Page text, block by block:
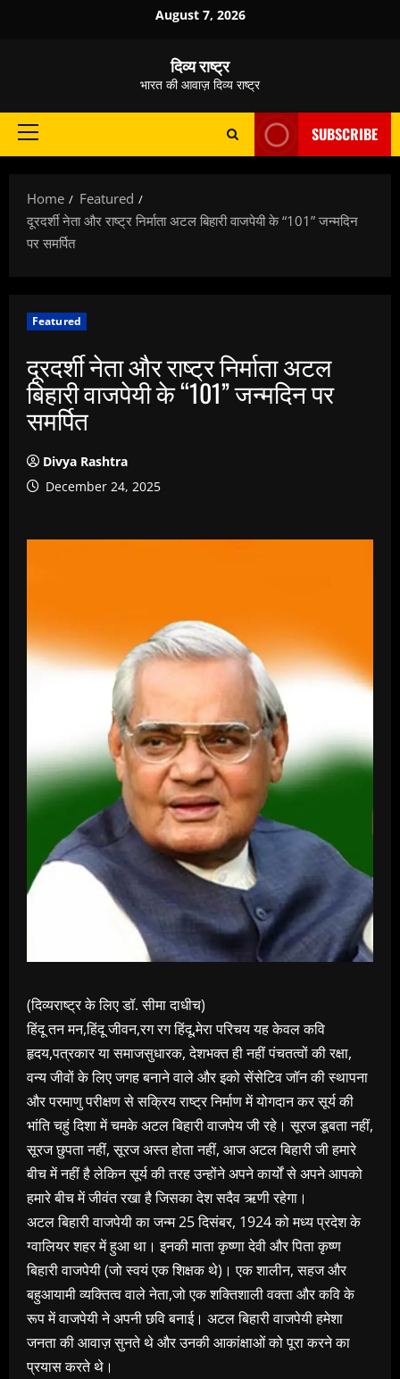
August 7, 2026
दिव्य राष्ट्र
भारत की आवाज़ दिव्य राष्ट्र
Primary
SUBSCRIBE
Home
Featured
दूरदर्शी नेता और राष्ट्र निर्माता अटल बिहारी वाजपेयी के “101” जन्मदिन
पर समर्पित
Featured
दूरदर्शी नेता और राष्ट्र निर्माता अटल
बिहारी वाजपेयी के “101” जन्मदिन पर
समर्पित
Divya Rashtra
December 24, 2025
(दिव्यराष्ट्र के लिए डॉ. सीमा दाधीच)
हिंदू तन मन,हिंदू जीवन,रग रग हिंदू,मेरा परिचय यह केवल कवि
हृदय,पत्रकार या समाजसुधारक, देशभक्त ही नहीं पंचतत्वों की रक्षा,
वन्य जीवों के लिए जगह बनाने वाले और इको सेंसेटिव जॉन की स्थापना
और परमाणु परीक्षण से सक्रिय राष्ट्र निर्माण में योगदान कर सूर्य की
भांति चहुं दिशा में चमके अटल बिहारी वाजपेय जी रहे। सूरज डूबता नहीं,
सूरज छुपता नहीं, सूरज अस्त होता नहीं, आज अटल बिहारी जी हमारे
बीच में नहीं है लेकिन सूर्य की तरह उन्होंने अपने कार्यों से अपने आपको
हमारे बीच में जीवंत रखा है जिसका देश सदैव ऋणी रहेगा।
अटल बिहारी वाजपेयी का जन्म 25 दिसंबर, 1924 को मध्य प्रदेश के
ग्वालियर शहर में हुआ था। इनकी माता कृष्णा देवी और पिता कृष्ण
बिहारी वाजपेयी (जो स्वयं एक शिक्षक थे)। एक शालीन, सहज और
बहुआयामी व्यक्तित्व वाले नेता,जो एक शक्तिशाली वक्ता और कवि के
रूप में वाजपेयी ने अपनी छवि बनाई। अटल बिहारी वाजपेयी हमेशा
जनता की आवाज़ सुनते थे और उनकी आकांक्षाओं को पूरा करने का
प्रयास करते थे।